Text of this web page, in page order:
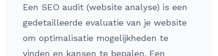
Een SEO audit (website analyse) is een
gedetailleerde evaluatie van je website
om optimalisatie mogelijkheden te
vinden en kansen te bepalen. Een